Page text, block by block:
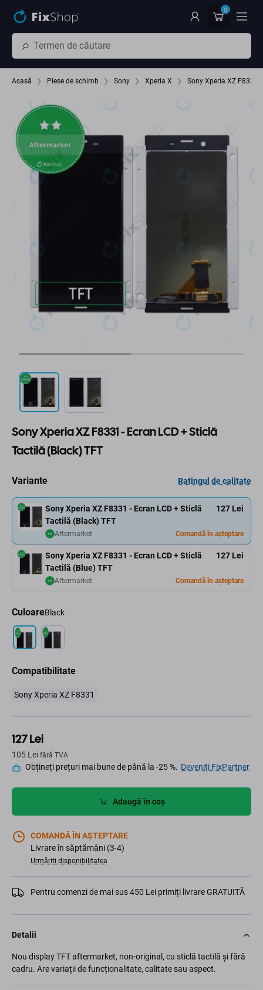
0
Acasă Piese de schimb Sony Xperia X Sony Xperia XZ F8331
Sony Xperia XZ F8331 - Ecran LCD + Sticlă
Tactilă (Black) TFT
Variante Ratingul de calitate
Sony Xperia XZ F8331 - Ecran LCD + Sticlă
Tactilă (Blue) TFT
127 Lei
Aftermarket Comandă în așteptare
Sony Xperia XZ F8331 - Ecran LCD + Sticlă
Tactilă (Black) TFT
127 Lei
Aftermarket Comandă în așteptare
CuloareBlack
Compatibilitate
Sony Xperia XZ F8331
127 Lei
105 Lei fără TVA
Obțineți prețuri mai bune de până la -25 %. Deveniți FixPartner
Adaugă în coș
COMANDĂ ÎN AȘTEPTARE
Livrare în săptămâni (3-4)
Urmăriți disponibilitatea
Pentru comenzi de mai sus 450 Lei primiți livrare GRATUITĂ
Detalii
Nou display TFT aftermarket, non-original, cu sticlă tactilă și fără
cadru. Are variații de funcționalitate, calitate sau aspect.